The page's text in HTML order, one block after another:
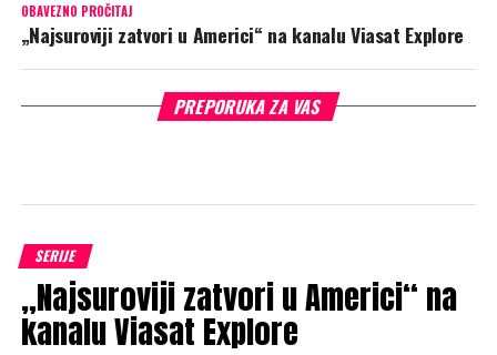
OBAVEZNO PROČITAJ
„Najsuroviji zatvori u Americi“ na kanalu Viasat Explore
PREPORUKA ZA VAS
SERIJE
„Najsuroviji zatvori u Americi“ na
kanalu Viasat Explore